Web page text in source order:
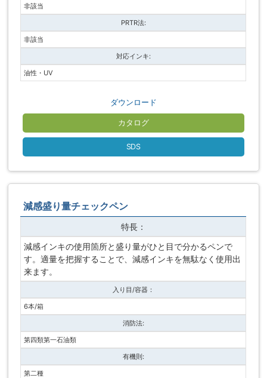
非該当
PRTR法:
非該当
対応インキ:
油性・UV
ダウンロード
カタログ
SDS
減感盛り量チェックペン
特長：
減感インキの使用箇所と盛り量がひと目で分かるペンで
す。適量を把握することで、減感インキを無駄なく使用出
来ます。
入り目/容器：
6本/箱
消防法:
第四類第一石油類
有機則:
第二種